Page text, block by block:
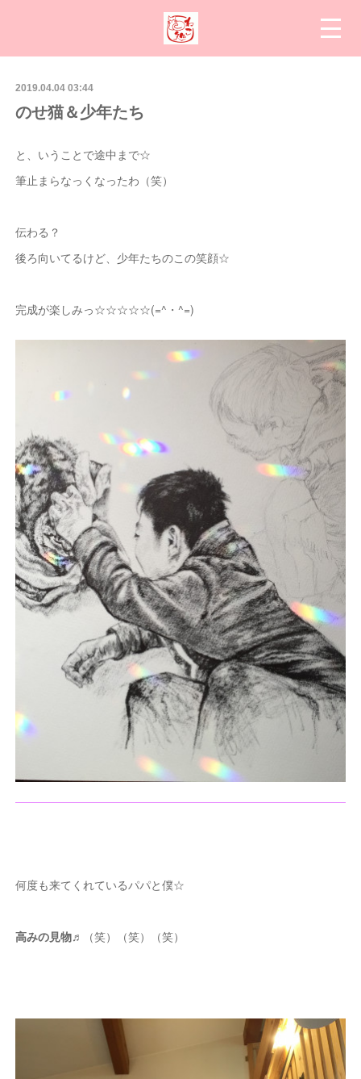
2019.04.04 03:44
のせ猫＆少年たち
と、いうことで途中まで☆
筆止まらなっくなったわ（笑）
伝わる？
後ろ向いてるけど、少年たちのこの笑顔☆
完成が楽しみっ☆☆☆☆☆(=^・^=)
何度も来てくれているパパと僕☆
高みの見物♬（笑）（笑）（笑）